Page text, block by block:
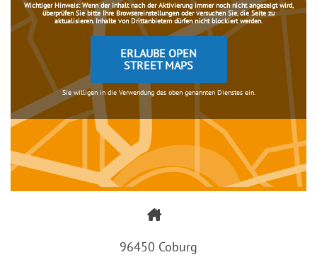
Wichtiger Hinweis:Wenn der Inhalt nach der Aktivierung immer noch nicht angezeigt wird,
überprüfen Sie bitte Ihre Browsereinstellungen oder versuchen Sie, die Seite zu
aktualisieren. Inhalte von Drittanbietern dürfen nicht blockiert werden.
ERLAUBE OPEN
STREET MAPS
Sie willigen in die Verwendung des oben genannten Dienstes ein.
96450 Coburg